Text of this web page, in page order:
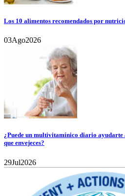
Los 10 alimentos recomendados por
03Ago2026
¿Puede un multivitamínico diario ayudarte
que envejeces?
29Jul2026